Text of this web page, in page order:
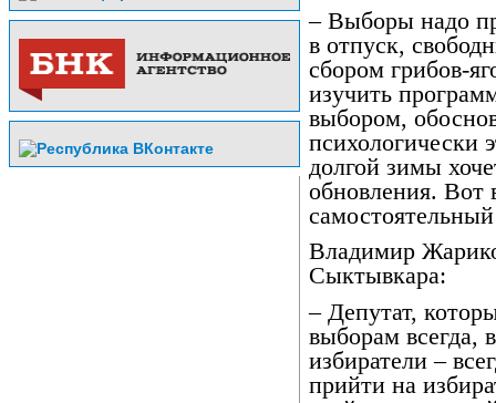
– Выборы надо
в отпуск,
сбором грибов-
изучить
выбором,
психологически
долгой зимы
обновления. Вот
Владимир
Сыктывкара:
– Депутат,
выборам всегда,
избиратели –
прийти на